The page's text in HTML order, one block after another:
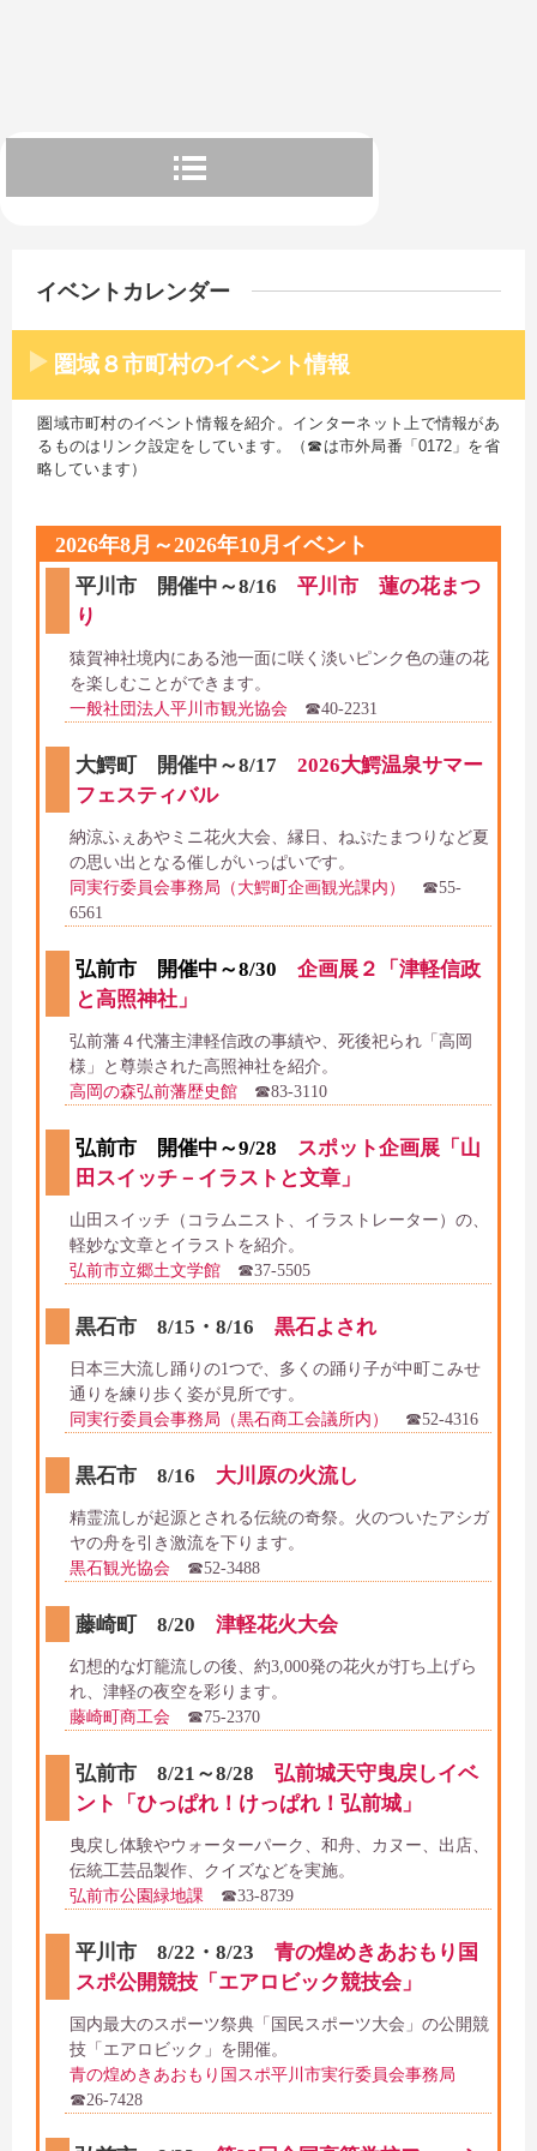
イベントカレンダー
圏域８市町村のイベント情報
圏域市町村のイベント情報を紹介。インターネット上で情報があ
るものはリンク設定をしています。（☎は市外局番「0172」を省
略しています）
2026年8月～2026年10月イベント
平川市 開催中～8/16 平川市 蓮の花まつ
り
猿賀神社境内にある池一面に咲く淡いピンク色の蓮の花
を楽しむことができます。
一般社団法人平川市観光協会 ☎40-2231
大鰐町 開催中～8/17 2026大鰐温泉サマー
フェスティバル
納涼ふぇあやミニ花火大会、縁日、ねぷたまつりなど夏
の思い出となる催しがいっぱいです。
同実行委員会事務局（大鰐町企画観光課内）
☎55-
6561
弘前市 開催中～8/30
企画展２「津軽信政
と高照神社」
弘前藩４代藩主津軽信政の事績や、死後祀られ「高岡
様」と尊崇された高照神社を紹介。
高岡の森弘前藩歴史館 ☎83-3110
弘前市 開催中～9/28
スポット企画展「山
田スイッチ－イラストと文章」
山田スイッチ（コラムニスト、イラストレーター）の、
軽妙な文章とイラストを紹介。
弘前市立郷土文学館 ☎37-5505
黒石市 8/15・8/16 黒石よされ
日本三大流し踊りの1つで、多くの踊り子が中町こみせ
通りを練り歩く姿が見所です。
同実行委員会事務局（黒石商工会議所内）
☎52-4316
黒石市 8/16 大川原の火流し
精霊流しが起源とされる伝統の奇祭。火のついたアシガ
ヤの舟を引き激流を下ります。
黒石観光協会 ☎52-3488
藤崎町 8/20 津軽花火大会
幻想的な灯籠流しの後、約3,000発の花火が打ち上げら
れ、津軽の夜空を彩ります。
藤崎町商工会 ☎75-2370
弘前市 8/21～8/28 弘前城天守曳戻しイベ
ント「ひっぱれ！けっぱれ！弘前城」
曳戻し体験やウォーターパーク、和舟、カヌー、出店、
伝統工芸品製作、クイズなどを実施。
弘前市公園緑地課 ☎33-8739
平川市 8/22・8/23 青の煌めきあおもり国
スポ公開競技「エアロビック競技会」
国内最大のスポーツ祭典「国民スポーツ大会」の公開競
技「エアロビック」を開催。
青の煌めきあおもり国スポ平川市実行委員会事務局
☎26-7428